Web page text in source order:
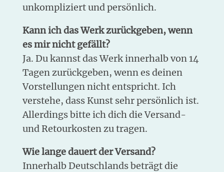
unkompliziert und persönlich.
Kann ich das Werk zurückgeben, wenn
es mir nicht gefällt?
Ja. Du kannst das Werk innerhalb von 14
Tagen zurückgeben, wenn es deinen
Vorstellungen nicht entspricht. Ich
verstehe, dass Kunst sehr persönlich ist.
Allerdings bitte ich dich die Versand-
und Retourkosten zu tragen.
Wie lange dauert der Versand?
Innerhalb Deutschlands beträgt die